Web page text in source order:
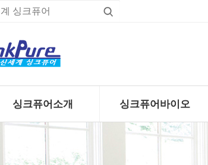
싱크퓨어소개 싱크퓨어바이오
하위분류